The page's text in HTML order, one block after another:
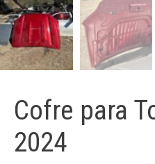
Cofre para
2024